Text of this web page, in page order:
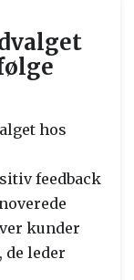
hos
feedback
kunder
leder